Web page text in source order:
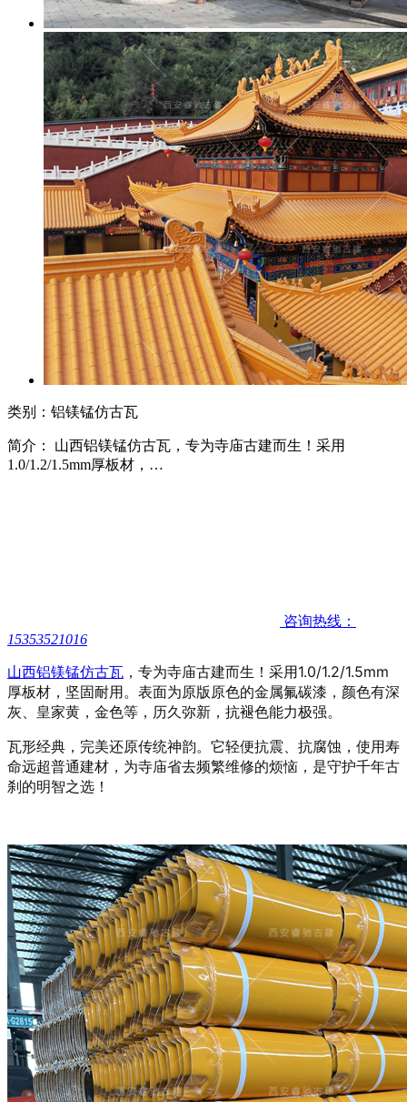
类别：铝镁锰仿古瓦
简介： 山西铝镁锰仿古瓦，专为寺庙古建而生！采用
1.0/1.2/1.5mm厚板材，…
咨询热线：
15353521016
山西铝镁锰仿古瓦 ，专为寺庙古建而生！采用1.0/1.2/1.5mm
厚板材，坚固耐用。表面为原版原色的金属氟碳漆，颜色有深
灰、皇家黄，金色等，历久弥新，抗褪色能力极强。
瓦形经典，完美还原传统神韵。它轻便抗震、抗腐蚀，使用寿
命远超普通建材，为寺庙省去频繁维修的烦恼，是守护千年古
刹的明智之选！